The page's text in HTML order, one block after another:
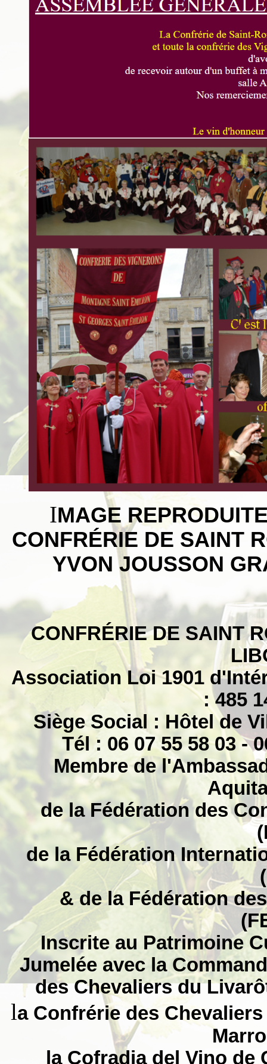
IMAGE
CONFRÉRIE DE SAINT
YVON JOUSSON
CONFRÉRIE DE SAINT
Association Loi 1901
: 485
Siège Social : Hôtel de
Tél : 06 07 55 58 03 -
Membre de
de la Fédération des
de la Fédération
& de la Fédération
Inscrite au Patrimoine
Jumelée avec la
des Chevaliers du
la Confrérie des
la Cofradia del Vino de